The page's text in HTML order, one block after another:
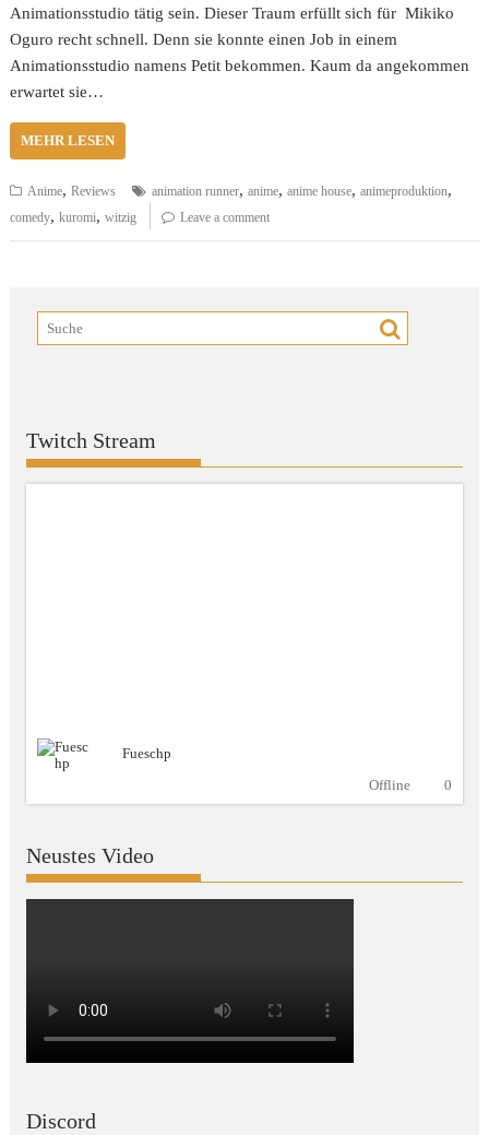
Animationsstudio tätig sein. Dieser Traum erfüllt sich für Mikiko
Oguro recht schnell. Denn sie konnte einen Job in einem
Animationsstudio namens Petit bekommen. Kaum da angekommen
erwartet sie…
MEHR LESEN
Anime,Reviews animation runner,anime,anime house,animeproduktion,
comedy,kuromi,witzig Leave a comment
Twitch Stream
Fueschp
Offline
0
Neustes Video
Discord